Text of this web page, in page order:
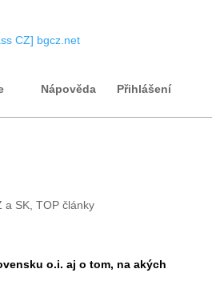
Nápověda Přihlášení
CZ a SK,TOP články
o.i. aj o tom, na akých